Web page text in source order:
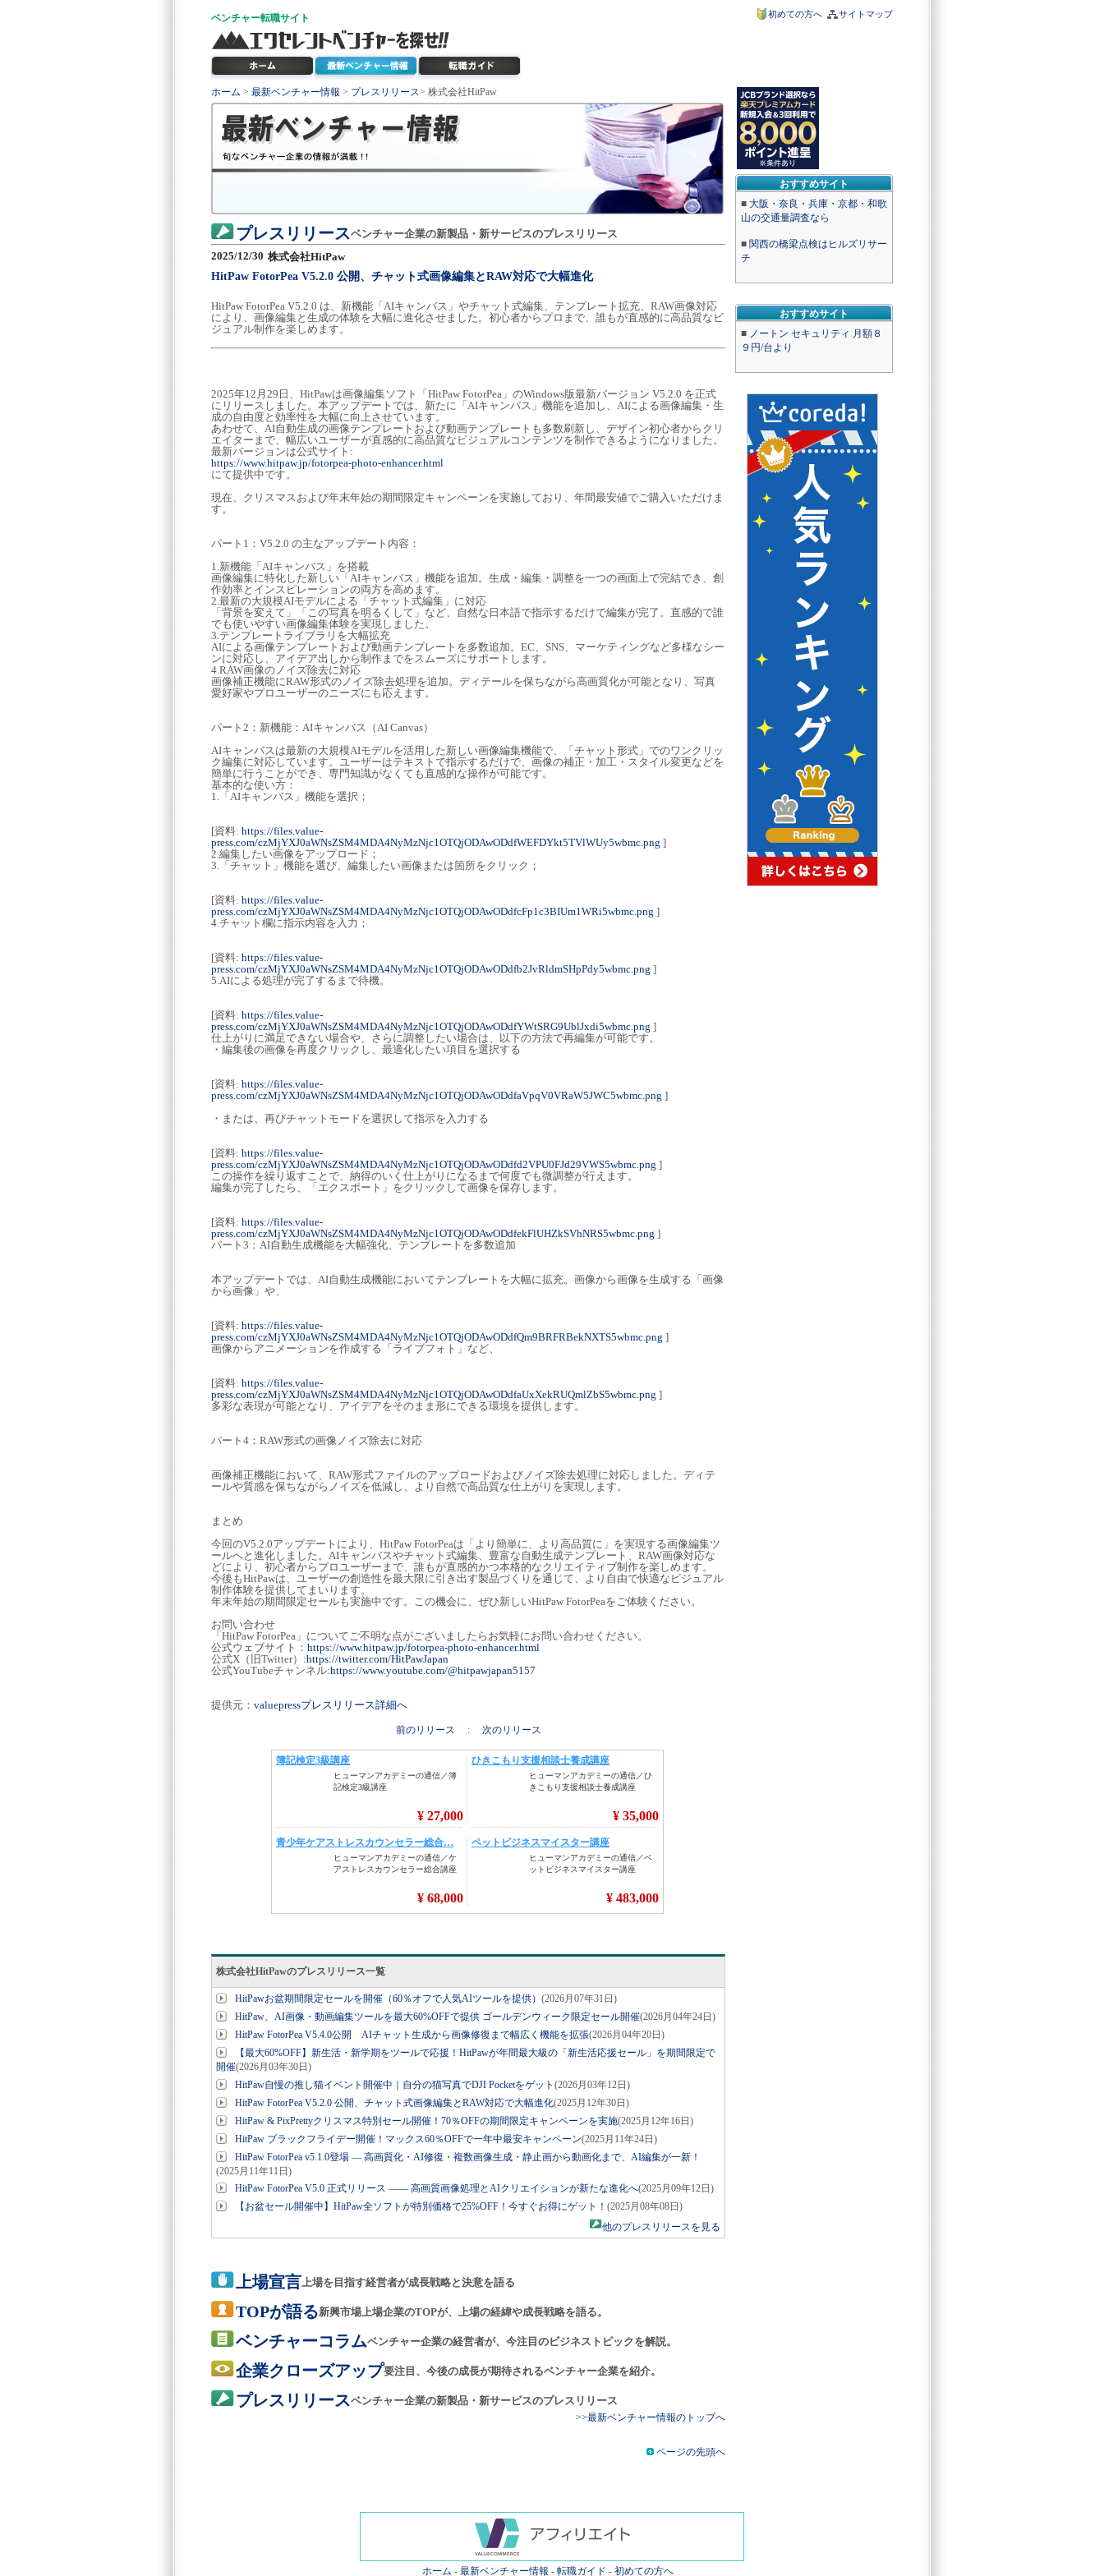
ベンチャー転職サイト サイトマップ
初めての方へ
おすすめサイト
■ 大阪・奈良・兵庫・京都・和歌
山の交通量調査なら
■ 関西の橋梁点検はヒルズリサー
チ
おすすめサイト
■ ノートン セキュリティ 月額８
９円/台より
ホーム > 最新ベンチャー情報 > プレスリリース> 株式会社HitPaw
プレスリリースベンチャー企業の新製品・新サービスのプレスリリース
2025/12/30 株式会社HitPaw
HitPaw FotorPea V5.2.0 公開、チャット式画像編集とRAW対応で大幅進化
HitPaw FotorPea V5.2.0 は、新機能「AIキャンバス」やチャット式編集、テンプレート拡充、RAW画像対応
により、画像編集と生成の体験を大幅に進化させました。初心者からプロまで、誰もが直感的に高品質なビ
ジュアル制作を楽しめます。
2025年12月29日、HitPawは画像編集ソフト「HitPaw FotorPea」のWindows版最新バージョン V5.2.0 を正式
にリリースしました。本アップデートでは、新たに「AIキャンバス」機能を追加し、AIによる画像編集・生
成の自由度と効率性を大幅に向上させています。
あわせて、AI自動生成の画像テンプレートおよび動画テンプレートも多数刷新し、デザイン初心者からクリ
エイターまで、幅広いユーザーが直感的に高品質なビジュアルコンテンツを制作できるようになりました。
最新バージョンは公式サイト:
https://www.hitpaw.jp/fotorpea-photo-enhancer.html
にて提供中です。
現在、クリスマスおよび年末年始の期間限定キャンペーンを実施しており、年間最安値でご購入いただけま
す。
パート1：V5.2.0 の主なアップデート内容：
1.新機能「AIキャンバス」を搭載
画像編集に特化した新しい「AIキャンバス」機能を追加。生成・編集・調整を一つの画面上で完結でき、創
作効率とインスピレーションの両方を高めます。
2.最新の大規模AIモデルによる「チャット式編集」に対応
「背景を変えて」「この写真を明るくして」など、自然な日本語で指示するだけで編集が完了。直感的で誰
でも使いやすい画像編集体験を実現しました。
3.テンプレートライブラリを大幅拡充
AIによる画像テンプレートおよび動画テンプレートを多数追加。EC、SNS、マーケティングなど多様なシー
ンに対応し、アイデア出しから制作までをスムーズにサポートします。
4.RAW画像のノイズ除去に対応
画像補正機能にRAW形式のノイズ除去処理を追加。ディテールを保ちながら高画質化が可能となり、写真
愛好家やプロユーザーのニーズにも応えます。
パート2：新機能：AIキャンバス（AI Canvas）
AIキャンバスは最新の大規模AIモデルを活用した新しい画像編集機能で、「チャット形式」でのワンクリッ
ク編集に対応しています。ユーザーはテキストで指示するだけで、画像の補正・加工・スタイル変更などを
簡単に行うことができ、専門知識がなくても直感的な操作が可能です。
基本的な使い方：
1.「AIキャンバス」機能を選択；
[資料: https://files.value-
press.com/czMjYXJ0aWNsZSM4MDA4NyMzNjc1OTQjODAwODdfWEFDYkt5TVlWUy5wbmc.png ]
2.編集したい画像をアップロード；
3.「チャット」機能を選び、編集したい画像または箇所をクリック；
[資料: https://files.value-
press.com/czMjYXJ0aWNsZSM4MDA4NyMzNjc1OTQjODAwODdfcFp1c3BIUm1WRi5wbmc.png ]
4.チャット欄に指示内容を入力；
[資料: https://files.value-
press.com/czMjYXJ0aWNsZSM4MDA4NyMzNjc1OTQjODAwODdfb2JvRldmSHpPdy5wbmc.png ]
5.AIによる処理が完了するまで待機。
[資料: https://files.value-
press.com/czMjYXJ0aWNsZSM4MDA4NyMzNjc1OTQjODAwODdfYWtSRG9UblJxdi5wbmc.png ]
仕上がりに満足できない場合や、さらに調整したい場合は、以下の方法で再編集が可能です。
・編集後の画像を再度クリックし、最適化したい項目を選択する
[資料: https://files.value-
press.com/czMjYXJ0aWNsZSM4MDA4NyMzNjc1OTQjODAwODdfaVpqV0VRaW5JWC5wbmc.png ]
・または、再びチャットモードを選択して指示を入力する
[資料: https://files.value-
press.com/czMjYXJ0aWNsZSM4MDA4NyMzNjc1OTQjODAwODdfd2VPU0FJd29VWS5wbmc.png ]
この操作を繰り返すことで、納得のいく仕上がりになるまで何度でも微調整が行えます。
編集が完了したら、「エクスポート」をクリックして画像を保存します。
[資料: https://files.value-
press.com/czMjYXJ0aWNsZSM4MDA4NyMzNjc1OTQjODAwODdfekFlUHZkSVhNRS5wbmc.png ]
パート3：AI自動生成機能を大幅強化、テンプレートを多数追加
本アップデートでは、AI自動生成機能においてテンプレートを大幅に拡充。画像から画像を生成する「画像
から画像」や、
[資料: https://files.value-
press.com/czMjYXJ0aWNsZSM4MDA4NyMzNjc1OTQjODAwODdfQm9BRFRBekNXTS5wbmc.png ]
画像からアニメーションを作成する「ライブフォト」など、
[資料: https://files.value-
press.com/czMjYXJ0aWNsZSM4MDA4NyMzNjc1OTQjODAwODdfaUxXekRUQmlZbS5wbmc.png ]
多彩な表現が可能となり、アイデアをそのまま形にできる環境を提供します。
パート4：RAW形式の画像ノイズ除去に対応
画像補正機能において、RAW形式ファイルのアップロードおよびノイズ除去処理に対応しました。ディテ
ールや質感を保ちながらノイズを低減し、より自然で高品質な仕上がりを実現します。
まとめ
今回のV5.2.0アップデートにより、HitPaw FotorPeaは「より簡単に、より高品質に」を実現する画像編集ツ
ールへと進化しました。AIキャンバスやチャット式編集、豊富な自動生成テンプレート、RAW画像対応な
どにより、初心者からプロユーザーまで、誰もが直感的かつ本格的なクリエイティブ制作を楽しめます。
今後もHitPawは、ユーザーの創造性を最大限に引き出す製品づくりを通じて、より自由で快適なビジュアル
制作体験を提供してまいります。
年末年始の期間限定セールも実施中です。この機会に、ぜひ新しいHitPaw FotorPeaをご体験ください。
お問い合わせ
「HitPaw FotorPea」についてご不明な点がございましたらお気軽にお問い合わせください。
公式ウェブサイト： https://www.hitpaw.jp/fotorpea-photo-enhancer.html
公式X（旧Twitter）:https://twitter.com/HitPawJapan
公式YouTubeチャンネル:https://www.youtube.com/@hitpawjapan5157
提供元： valuepressプレスリリース詳細へ
前のリリース : 次のリリース
株式会社HitPawのプレスリリース一覧
HitPawお盆期間限定セールを開催（60％オフで人気AIツールを提供） (2026月07年31日)
HitPaw、AI画像・動画編集ツールを最大60%OFFで提供 ゴールデンウィーク限定セール開催(2026月04年24日)
HitPaw FotorPea V5.4.0公開 AIチャット生成から画像修復まで幅広く機能を拡張(2026月04年20日)
【最大60%OFF】新生活・新学期をツールで応援！HitPawが年間最大級の「新生活応援セール」を期間限定で
開催(2026月03年30日)
HitPaw自慢の推し猫イベント開催中｜自分の猫写真でDJI Pocketをゲット (2026月03年12日)
HitPaw FotorPea V5.2.0 公開、チャット式画像編集とRAW対応で大幅進化(2025月12年30日)
HitPaw & PixPrettyクリスマス特別セール開催！70％OFFの期間限定キャンペーンを実施(2025月12年16日)
HitPaw ブラックフライデー開催！マックス60％OFFで一年中最安キャンペーン(2025月11年24日)
HitPaw FotorPea v5.1.0登場 ― 高画質化・AI修復・複数画像生成・静止画から動画化まで、AI編集が一新！
(2025月11年11日)
HitPaw FotorPea V5.0 正式リリース ―― 高画質画像処理とAIクリエイションが新たな進化へ(2025月09年12日)
【お盆セール開催中】HitPaw全ソフトが特別価格で25%OFF！今すぐお得にゲット！ (2025月08年08日)
他のプレスリリースを見る
上場宣言上場を目指す経営者が成長戦略と決意を語る
TOPが語る新興市場上場企業のTOPが、上場の経緯や成長戦略を語る。
ベンチャーコラムベンチャー企業の経営者が、今注目のビジネストピックを解説。
企業クローズアップ要注目、今後の成長が期待されるベンチャー企業を紹介。
プレスリリースベンチャー企業の新製品・新サービスのプレスリリース
>>最新ベンチャー情報のトップへ
ページの先頭へ
ホーム - 最新ベンチャー情報 - 転職ガイド - 初めての方へ